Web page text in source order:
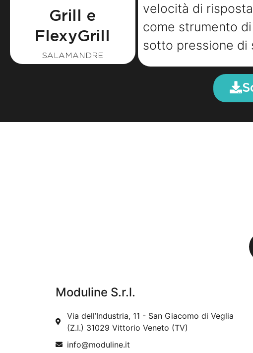
Grill e
FlexyGrill
SALAMANDRE
velocità di
come strumento
sotto pressione di
Moduline S.r.l.
Via dell’Industria, 11 - San Giacomo di Veglia
(Z.I.) 31029 Vittorio Veneto (TV)
info@moduline.it